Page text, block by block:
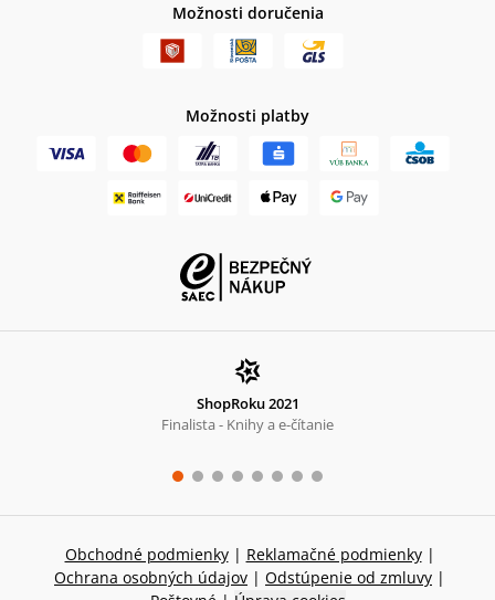
Možnosti doručenia
Možnosti platby
ShopRoku 2021
Finalista - Knihy a e-čítanie
Obchodné podmienky | Reklamačné podmienky |
Ochrana osobných údajov | Odstúpenie od zmluvy |